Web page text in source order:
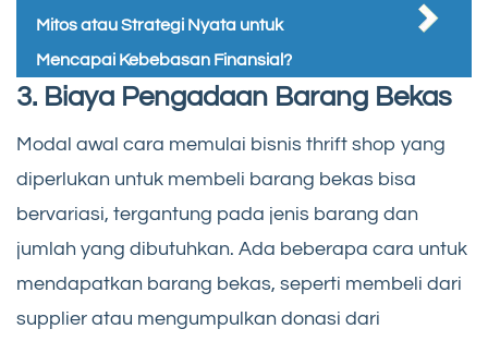
Mitos atau Strategi Nyata untuk
Mencapai Kebebasan Finansial?
3. Biaya Pengadaan Barang Bekas
Modal awal cara memulai bisnis thrift shop yang
diperlukan untuk membeli barang bekas bisa
bervariasi, tergantung pada jenis barang dan
jumlah yang dibutuhkan. Ada beberapa cara untuk
mendapatkan barang bekas, seperti membeli dari
supplier atau mengumpulkan donasi dari